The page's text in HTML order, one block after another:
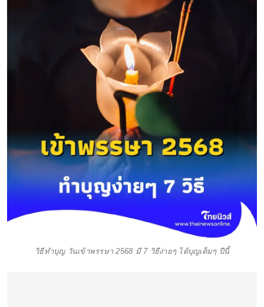
วิธีทำบุญ วันเข้าพรรษา 2568 มี 7 วิธีง่ายๆ ได้บุญเต็มๆ ปีนี้